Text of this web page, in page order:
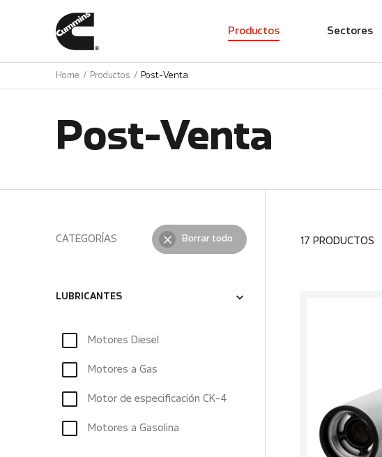
Productos Sectores
Home Productos Post-Venta
Post-Venta
CATEGORÍAS Borrar todo
LUBRICANTES
Motores Diesel
Motores a Gas
Motor de especificación CK-4
Motores a Gasolina
17 PRODUCTOS